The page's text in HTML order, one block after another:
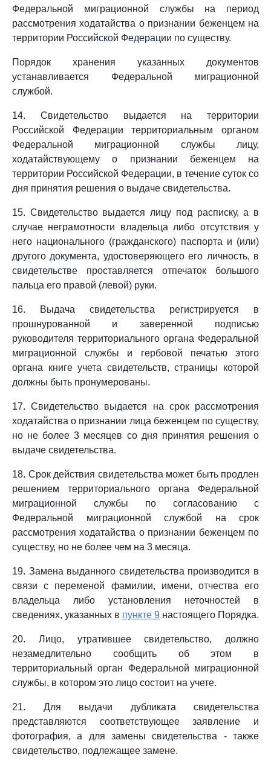
Федеральной миграционной службы на период
рассмотрения ходатайства о признании беженцем на
территории Российской Федерации по существу.
Порядок хранения указанных документов
устанавливается Федеральной миграционной
службой.
14. Свидетельство выдается на территории
Российской Федерации территориальным органом
Федеральной миграционной службы лицу,
ходатайствующему о признании беженцем на
территории Российской Федерации, в течение суток со
дня принятия решения о выдаче свидетельства.
15. Свидетельство выдается лицу под расписку, а в
случае неграмотности владельца либо отсутствия у
него национального (гражданского) паспорта и (или)
другого документа, удостоверяющего его личность, в
свидетельстве проставляется отпечаток большого
пальца его правой (левой) руки.
16. Выдача свидетельства регистрируется в
прошнурованной и заверенной подписью
руководителя территориального органа Федеральной
миграционной службы и гербовой печатью этого
органа книге учета свидетельств, страницы которой
должны быть пронумерованы.
17. Свидетельство выдается на срок рассмотрения
ходатайства о признании лица беженцем по существу,
но не более 3 месяцев со дня принятия решения о
выдаче свидетельства.
18. Срок действия свидетельства может быть продлен
решением территориального органа Федеральной
миграционной службы по согласованию с
Федеральной миграционной службой на срок
рассмотрения ходатайства о признании беженцем по
существу, но не более чем на 3 месяца.
19. Замена выданного свидетельства производится в
связи с переменой фамилии, имени, отчества его
владельца либо установления неточностей в
сведениях, указанных в пункте 9 настоящего Порядка.
20. Лицо, утратившее свидетельство, должно
незамедлительно сообщить об этом в
территориальный орган Федеральной миграционной
службы, в котором это лицо состоит на учете.
21. Для выдачи дубликата свидетельства
представляются соответствующее заявление и
фотография, а для замены свидетельства - также
свидетельство, подлежащее замене.